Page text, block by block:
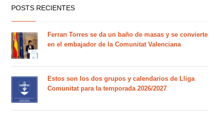
POSTS RECIENTES
Ferran Torres se da un baño de masas y se convierte
en el embajador de la Comunitat Valenciana
Estos son los dos grupos y calendarios de Lliga
Comunitat para la temporada 2026/2027